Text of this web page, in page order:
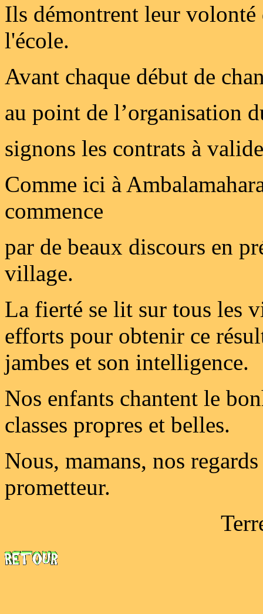
Ils démontrent leur
l'école.
Avant chaque début de
au point de l’organisation
signons les contrats à
Comme ici à
commence
par de beaux discours en
village.
La fierté se lit sur tous les
efforts pour obtenir ce
jambes et son intelligence.
Nos enfants chantent le
classes propres et belles.
Nous, mamans, nos
prometteur.